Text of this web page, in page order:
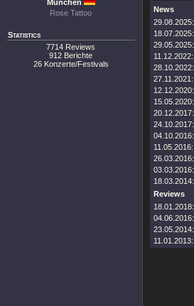
München
Rose Tattoo
Statistics
7714 Reviews
912 Berichte
26 Konzerte/Festivals
News
29.08.2025:
18.07.2025:
29.05.2025:
11.12.2022:
28.10.2022:
27.11.2021:
12.12.2020:
15.05.2020:
20.12.2017:
24.10.2017:
04.10.2016:
11.05.2016:
26.03.2016:
03.03.2016:
18.03.2014:
Reviews
18.01.2018:
04.06.2016:
23.05.2014:
11.01.2013: